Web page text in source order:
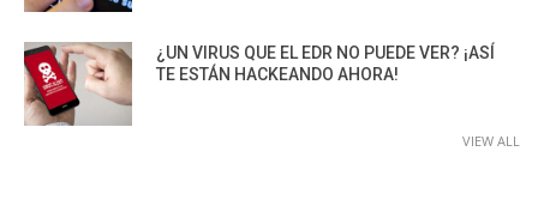
¿UN VIRUS QUE EL EDR NO PUEDE VER? ¡ASÍ
TE ESTÁN HACKEANDO AHORA!
VIEW ALL